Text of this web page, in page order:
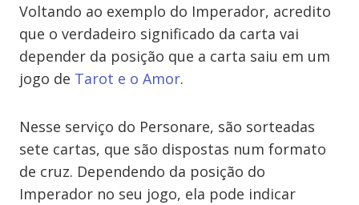
Voltando ao exemplo do Imperador, acredito
que o verdadeiro significado da carta vai
depender da posição que a carta saiu em um
jogo de Tarot e o Amor.
Nesse serviço do Personare, são sorteadas
sete cartas, que são dispostas num formato
de cruz. Dependendo da posição do
Imperador no seu jogo, ela pode indicar